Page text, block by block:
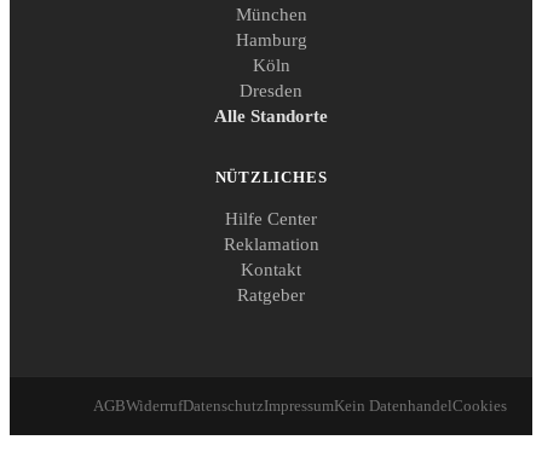
München
Hamburg
Köln
Dresden
Alle Standorte
NÜTZLICHES
Hilfe Center
Reklamation
Kontakt
Ratgeber
AGBWiderrufDatenschutzImpressumKein DatenhandelCookies